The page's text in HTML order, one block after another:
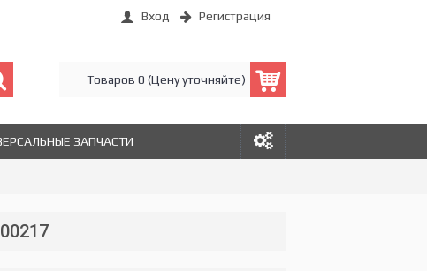
Вход Регистрация
Товаров 0 (Цену уточняйте)
ЗАПЧАСТИ